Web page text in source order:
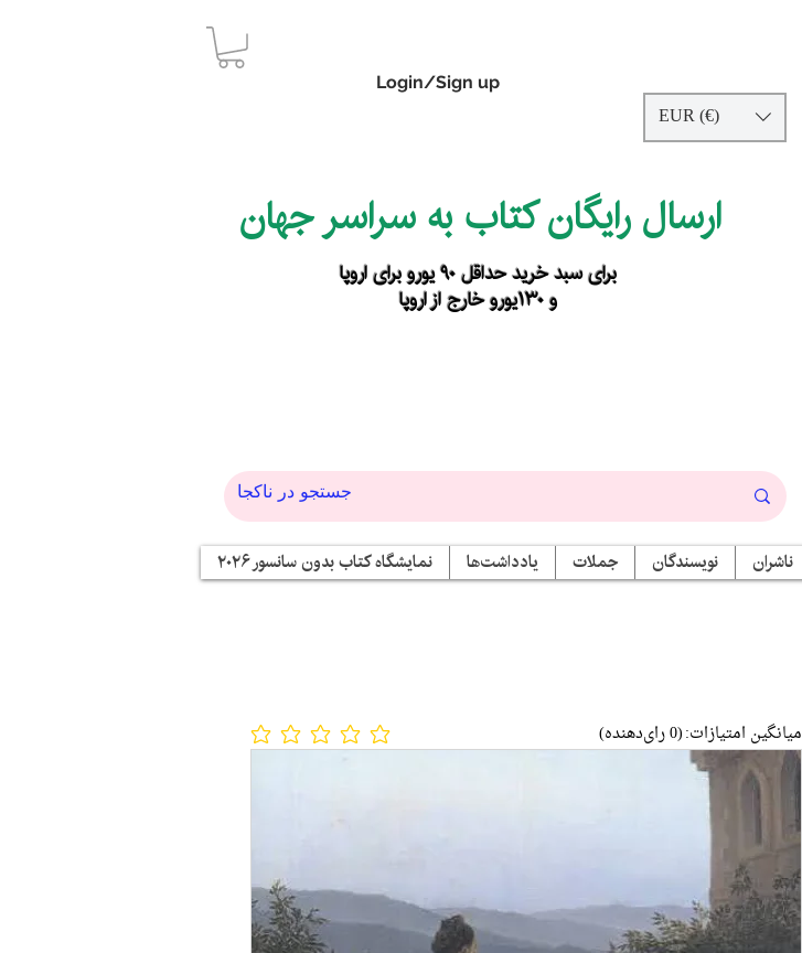
Login/Sign up
EUR (€)
ارسال رایگان کتاب به سراسر جهان
برای سبد خرید حداقل ۹۰ یورو برای اروپا
و ۱۳۰یورو خارج از اروپا
ناشران نویسندگان جملات یادداشت‌ها نمایشگاه کتاب بدون سانسور ۲۰۲۶
No ratings yet میانگین امتیازات:(0 رای‌دهنده)